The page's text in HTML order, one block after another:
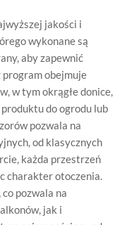
jakości i
wykonane są
aby zapewnić
program obejmuje
w tym okrągłe donice,
do ogrodu lub
pozwala na
od klasycznych
każda przestrzeń
charakter otoczenia.
pozwala na
jak i